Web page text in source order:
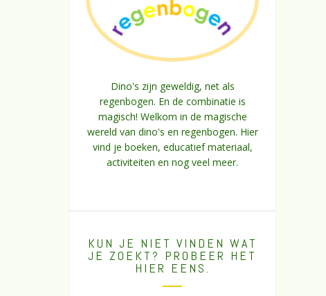
Dino's zijn geweldig, net als
regenbogen. En de combinatie is
magisch! Welkom in de magische
wereld van dino's en regenbogen. Hier
vind je boeken, educatief materiaal,
activiteiten en nog veel meer.
KUN JE NIET VINDEN WAT
JE ZOEKT? PROBEER HET
HIER EENS.